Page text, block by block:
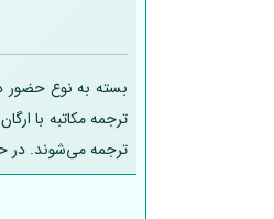
بسته به نوع حضور
ترجمه مکاتبه با
ترجمه می‌شوند. در